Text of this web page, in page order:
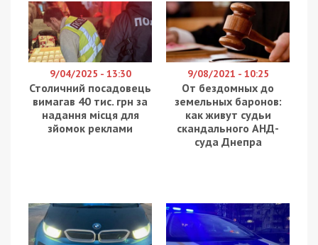
9/04/2025 - 13:30
Столичний посадовець
вимагав 40 тис. грн за
надання місця для
зйомок реклами
9/08/2021 - 10:25
От бездомных до
земельных баронов:
как живут судьи
скандального АНД-
суда Днепра